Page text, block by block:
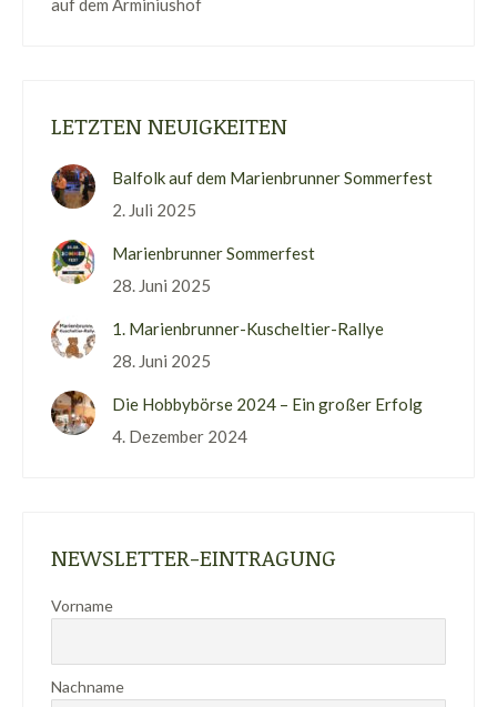
auf dem Arminiushof
LETZTEN NEUIGKEITEN
Balfolk auf dem Marienbrunner Sommerfest
2. Juli 2025
Marienbrunner Sommerfest
28. Juni 2025
1. Marienbrunner-Kuscheltier-Rallye
28. Juni 2025
Die Hobbybörse 2024 – Ein großer Erfolg
4. Dezember 2024
NEWSLETTER-EINTRAGUNG
Vorname
Nachname